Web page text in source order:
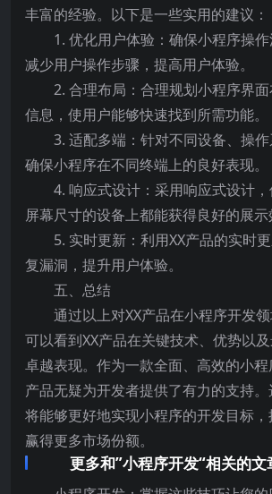
丰富的经验。以下是一些实用的建议：
1. 优化用户体验：确保小程序操作
减少用户操作步骤，提高用户体验。
2. 合理布局：合理规划小程序界
信息，使用户能够快速找到所需功能。
3. 适配多端：针对不同设备、操作
确保小程序在不同终端上的良好表现。
4. 响应式设计：采用响应式设计
屏幕尺寸的设备上都能获得良好的展示
5. 实时更新：利用XX产品的实时
复漏洞，提升用户体验。
五、总结
通过以上对XX产品在小程序开发
可以看到XX产品在关键技术、优势以
卓越表现。作为一款全面、高效的小程
产品无疑为开发者提供了有力的支持。
将能够更好地实现小程序的开发目标，
赢得更多市场份额。
更多和”小程序开发“相关的文